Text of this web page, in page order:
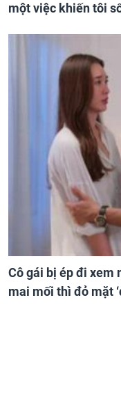
một việc khiến tôi
Cô gái bị ép đi xem
mai mối thì đỏ mặt